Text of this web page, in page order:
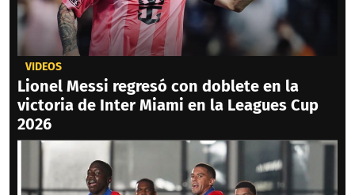
VIDEOS
Lionel Messi regresó con doblete en la
victoria de Inter Miami en la Leagues Cup
2026